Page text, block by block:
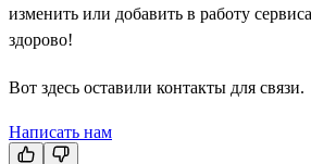
изменить или добавить в работу
здорово!
Вот здесь оставили контакты для связи.
Написать нам